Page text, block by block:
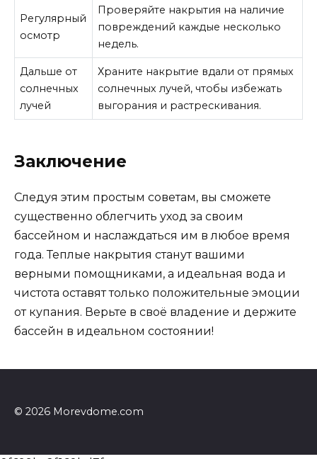
Регулярный
осмотр
Проверяйте накрытия на наличие
повреждений каждые несколько
недель.
Дальше от
солнечных
лучей
Храните накрытие вдали от прямых
солнечных лучей, чтобы избежать
выгорания и растрескивания.
Заключение
Следуя этим простым советам, вы сможете
существенно облегчить уход за своим
бассейном и наслаждаться им в любое время
года. Теплые накрытия станут вашими
верными помощниками, а идеальная вода и
чистота оставят только положительные эмоции
от купания. Верьте в своё владение и держите
бассейн в идеальном состоянии!
© 2026 Morevdome.com